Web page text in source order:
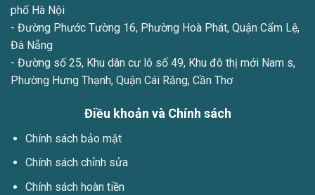
phố Hà Nội
- Đường Phước Tường 16, Phường Hoà Phát, Quận Cẩm Lệ,
Đà Nẵng
- Đường số 25, Khu dân cư lô số 49, Khu đô thị mới Nam s,
Phường Hưng Thạnh, Quận Cái Răng, Cần Thơ
Điều khoản và Chính sách
Chính sách bảo mật
Chính sách chỉnh sửa
Chính sách hoàn tiền